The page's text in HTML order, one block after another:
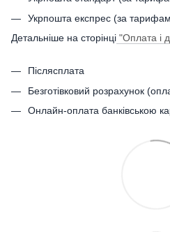
Укрпошта експрес (за
Детальніше на сторінці "Оплата і
Післясплата
Безготівковий розрахунок
Онлайн-оплата банківською